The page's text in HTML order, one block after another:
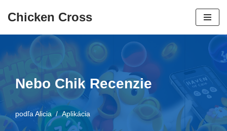
obsah
Chicken Cross
Nebo Chik Recenzie
podľa Alicia Aplikácia